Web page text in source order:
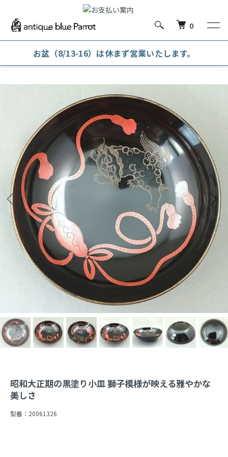
0
お盆（8/13-16）は休まず営業いたします。
漆器 菓子皿・銘々皿
昭和大正期の黒塗り小皿 獅子模様が映える雅やかな
美しさ
型番： 20061326